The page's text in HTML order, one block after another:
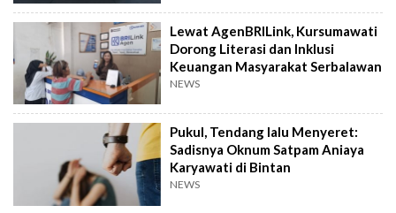
Lewat AgenBRILink, Kursumawati
Dorong Literasi dan Inklusi
Keuangan Masyarakat Serbalawan
NEWS
Pukul, Tendang lalu Menyeret:
Sadisnya Oknum Satpam Aniaya
Karyawati di Bintan
NEWS